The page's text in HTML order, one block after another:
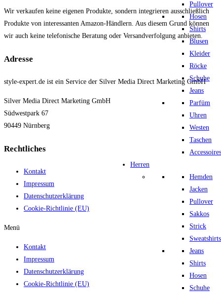
Pullover
Hosen
Shirts
Blusen
Kleider
Röcke
Schuhe
Jeans
Parfüm
Uhren
Westen
Taschen
Accessoires
Herren
Hemden
Jacken
Pullover
Sakkos
Strick
Sweatshirts
Jeans
Shirts
Hosen
Schuhe
Wir verkaufen keine eigenen Produkte, sondern integrieren ausschließlich
Produkte von interessanten Amazon-Händlern. Aus diesem Grund können
wir auch keine telefonische Beratung oder Versandverfolgung anbieten.
Adresse
style-expert.de ist ein Service der Silver Media Direct Marketing GmbH
Silver Media Direct Marketing GmbH
Südwestpark 67
90449 Nürnberg
Rechtliches
Kontakt
Impressum
Datenschutzerklärung
Cookie-Richtlinie (EU)
Menü
Kontakt
Impressum
Datenschutzerklärung
Cookie-Richtlinie (EU)